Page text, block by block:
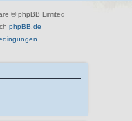
© phpBB Limited
phpBB.de